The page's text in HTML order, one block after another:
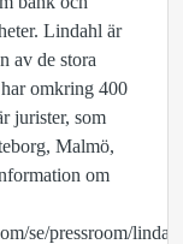
Lindahl är
av de stora
omkring 400
jurister, som
Malmö,
om
se/pressroom/lindahl